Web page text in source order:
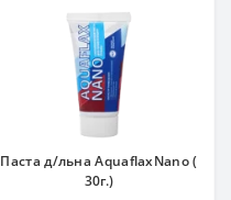
Паста д/льна AquaflaxNano (
30г.)